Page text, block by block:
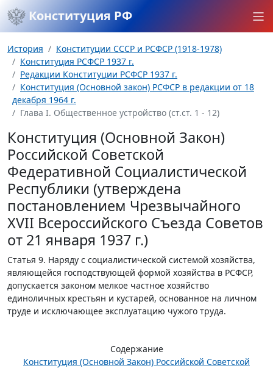
Конституция РФ
История
Конституции СССР и РСФСР (1918-1978)
Конституция РСФСР 1937 г.
Редакции Конституции РСФСР 1937 г.
Конституция (Основной закон) РСФСР в редакции от 18
декабря 1964 г.
Глава I. Общественное устройство (ст.ст. 1 - 12)
Конституция (Основной Закон)
Российской Советской
Федеративной Социалистической
Республики (утверждена
постановлением Чрезвычайного
XVII Всероссийского Съезда Советов
от 21 января 1937 г.)
Статья 9. Наряду с социалистической системой хозяйства,
являющейся господствующей формой хозяйства в РСФСР,
допускается законом мелкое частное хозяйство
единоличных крестьян и кустарей, основанное на личном
труде и исключающее эксплуатацию чужого труда.
Содержание
Конституция (Основной Закон) Российской Советской